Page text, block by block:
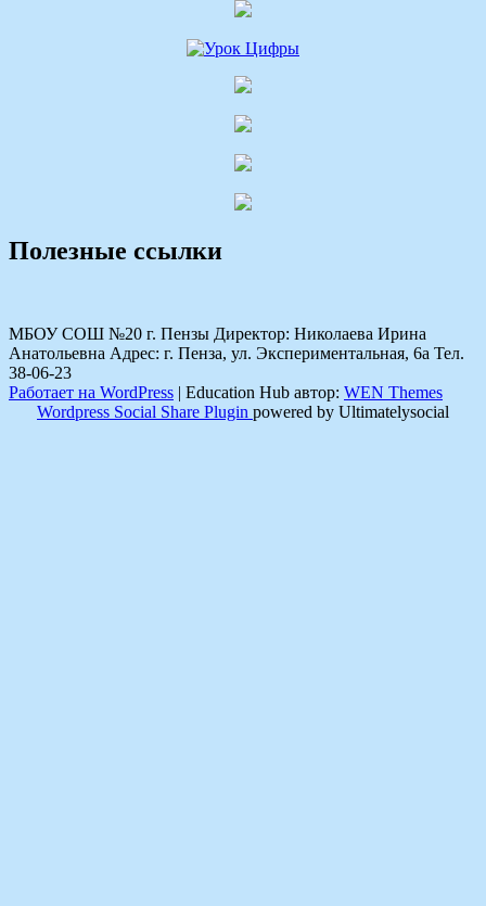
Полезные ссылки
МБОУ СОШ №20 г. Пензы Директор: Николаева Ирина
Анатольевна Адрес: г. Пенза, ул. Экспериментальная, 6а Тел.
38-06-23
Работает на WordPress | Education Hub автор: WEN Themes
Wordpress Social Share Plugin powered by Ultimatelysocial